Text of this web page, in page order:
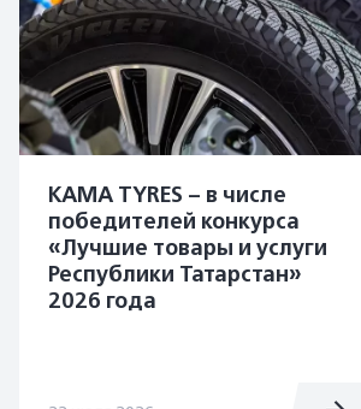
KAMA TYRES – в числе
победителей конкурса
«Лучшие товары и услуги
Республики Татарстан»
2026 года